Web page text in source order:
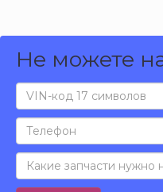
Не можете